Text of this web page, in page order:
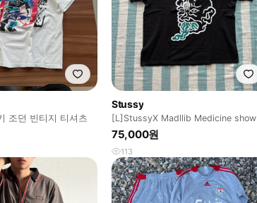
던 빈티지 티셔츠
Stussy
[L]StussyX Madllib Medicine show
75,000원
113